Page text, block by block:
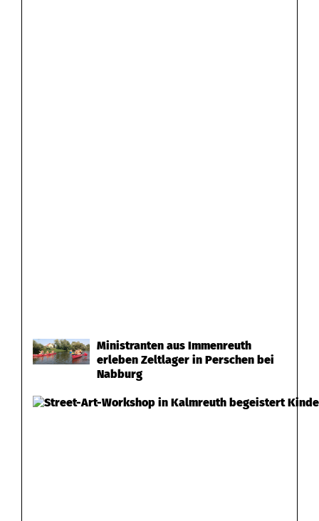
Ministranten aus Immenreuth
erleben Zeltlager in Perschen bei
Nabburg